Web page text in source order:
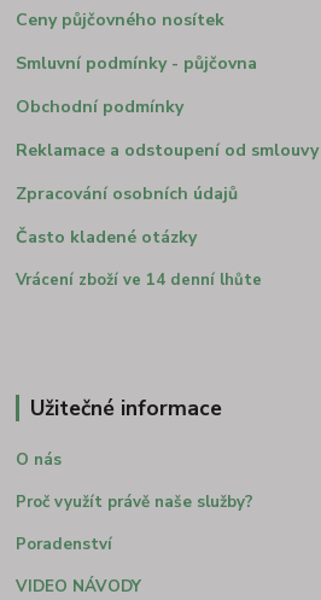
Ceny půjčovného nosítek
Smluvní podmínky - půjčovna
Obchodní podmínky
Reklamace a odstoupení od smlouvy
Zpracování osobních údajů
Často kladené otázky
Vrácení zboží ve 14 denní lhůte
Užitečné informace
O nás
Proč využít právě naše služby?
Poradenství
VIDEO NÁVODY